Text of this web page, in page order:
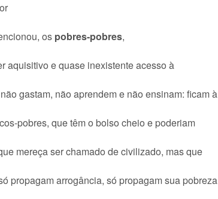
os pobres-pobres,
aquisitivo e quase inexistente acesso à
gastam, não aprendem e não ensinam: ficam à
pobres, que têm o bolso cheio e poderiam
mereça ser chamado de civilizado, mas que
propagam arrogância, só propagam sua pobreza